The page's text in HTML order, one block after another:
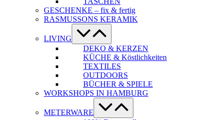
GESCHENKE – fix & fertig
RASMUSSONS KERAMIK
LIVING
Menü-
Schalter
DEKO & KERZEN
KÜCHE & Köstlichkeiten
TEXTILES
OUTDOORS
BÜCHER & SPIELE
WORKSHOPS IN HAMBURG
METERWARE
Menü-
Schalter